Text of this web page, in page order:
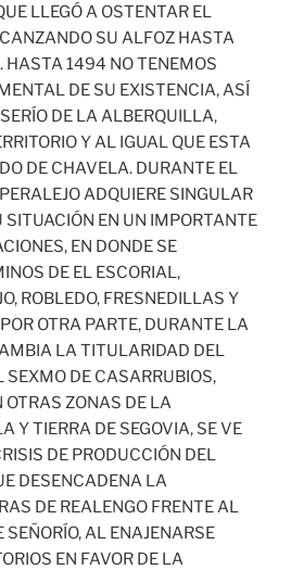
LLEGÓ A OSTENTAR EL
SU ALFOZ HASTA
HASTA 1494 NO TENEMOS
DE SU EXISTENCIA, ASÍ
DE LA ALBERQUILLA,
Y AL IGUAL QUE ESTA
DE CHAVELA. DURANTE EL
ADQUIERE SINGULAR
SITUACIÓN EN UN IMPORTANTE
EN DONDE SE
DE EL ESCORIAL,
ROBLEDO, FRESNEDILLAS Y
OTRA PARTE, DURANTE LA
LA TITULARIDAD DEL
SEXMO DE CASARRUBIOS,
OTRAS ZONAS DE LA
Y TIERRA DE SEGOVIA, SE VE
DE PRODUCCIÓN DEL
DESENCADENA LA
DE REALENGO FRENTE AL
AL ENAJENARSE
EN FAVOR DE LA